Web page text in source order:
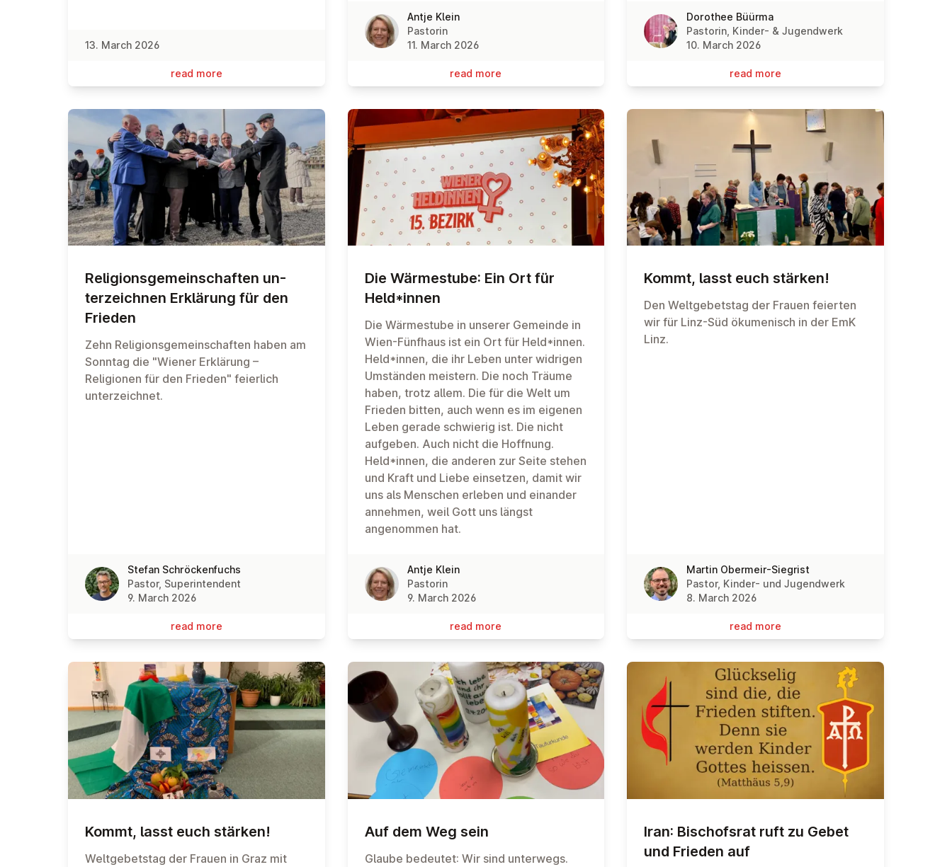
13. March 2026
read more
Antje Klein
Pastorin
11. March 2026
read more
Dorothee Büürma
Pastorin, Kinder- & Jugendwerk
10. March 2026
read more
Re­li­gionsge­meinsch­aften un­
terzeichnen Erklärung für den
Frieden
Zehn Religionsgemeinschaften haben am
Sonntag die "Wiener Erklärung –
Religionen für den Frieden" feierlich
unterzeichnet.
Stefan Schröckenfuchs
Pastor, Superintendent
9. March 2026
read more
Die Wärmes­tube: Ein Ort für
Held*innen
Die Wärmestube in unserer Gemeinde in
Wien-Fünfhaus ist ein Ort für Held*innen.
Held*innen, die ihr Leben unter widrigen
Umständen meistern. Die noch Träume
haben, trotz allem. Die für die Welt um
Frieden bitten, auch wenn es im eigenen
Leben gerade schwierig ist. Die nicht
aufgeben. Auch nicht die Hoffnung.
Held*innen, die anderen zur Seite stehen
und Kraft und Liebe einsetzen, damit wir
uns als Menschen erleben und einander
annehmen, weil Gott uns längst
angenommen hat.
Antje Klein
Pastorin
9. March 2026
read more
Kommt, lasst euch stärken!
Den Weltgebetstag der Frauen feierten
wir für Linz-Süd ökumenisch in der EmK
Linz.
Martin Obermeir-Siegrist
Pastor, Kinder- und Jugendwerk
8. March 2026
read more
Kommt, lasst euch stärken!
Weltgebetstag der Frauen in Graz mit
Auf dem Weg sein
Glaube bedeutet: Wir sind unterwegs.
Iran: Bis­chof­s­rat ruft zu Gebet
und Frieden auf